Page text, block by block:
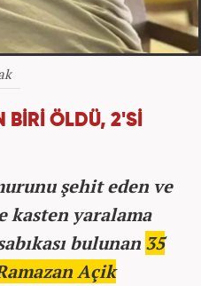
BİRİ ÖLDÜ, 2'Sİ
şehit eden ve
kasten yaralama
bulunan 35
Açik